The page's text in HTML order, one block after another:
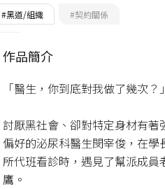
#黑道/組織 #契約關係
作品簡介
「醫生，你到底對我做了幾次？」
討厭黑社會、卻對特定身材有著
偏好的泌尿科醫生閔宰俊，在學
所代班看診時，遇見了幫派成員
鷹。